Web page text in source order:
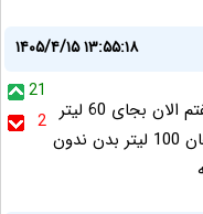
۱۴۰۵/۴/۱۵ ۱۳:۵۵:۱۸
21
2 همچین گفتن سهمیه بنزین زیاد شده گفتم الان بجای 60 لیتر
که یک هفته هم کفاف مردمو نمیده میخان 100 لیتر بدن ندون